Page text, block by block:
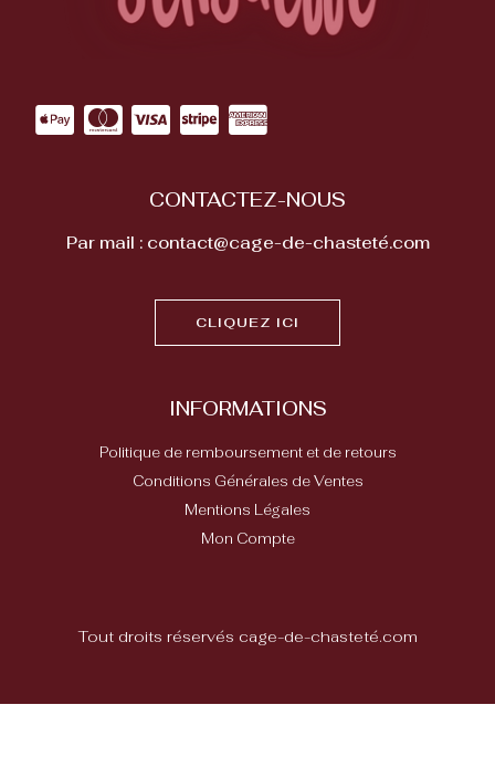
CONTACTEZ-NOUS
Par mail : contact@cage-de-chasteté.com
CLIQUEZ ICI
INFORMATIONS
Politique de remboursement et de retours
Conditions Générales de Ventes
Mentions Légales
Mon Compte
Tout droits réservés cage-de-chasteté.com